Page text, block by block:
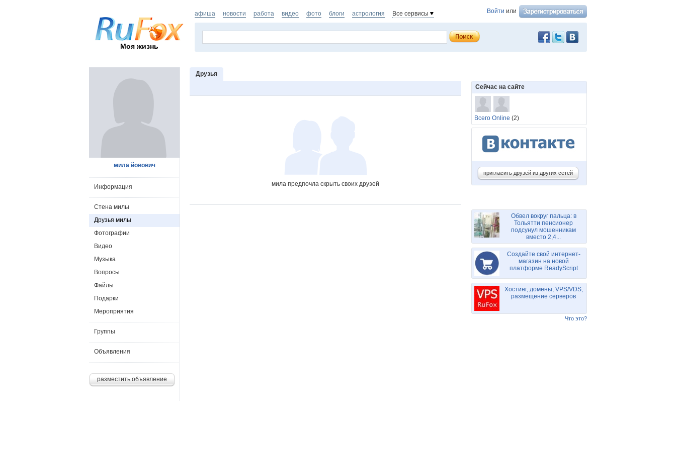
Моя жизнь
Войти или
афиша новости работа видео фото блоги астрология Все сервисы
Друзья
мила предпочла скрыть своих друзей
мила йовович
Информация
Стена милы
Друзья милы
Фотографии
Видео
Музыка
Вопросы
Файлы
Подарки
Мероприятия
Группы
Объявления
разместить объявление
Сейчас на сайте
Всего Online (2)
пригласить друзей из других сетей
Обвел вокруг пальца: в
Тольятти пенсионер
подсунул мошенникам
вместо 2,4...
Создайте свой интернет-
магазин на новой
платформе ReadyScript
Хостинг, домены, VPS/VDS,
размещение серверов
Что это?